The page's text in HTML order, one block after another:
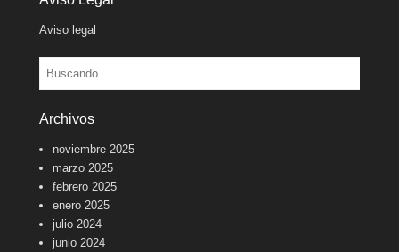
Aviso legal
Buscar
Archivos
noviembre 2025
marzo 2025
febrero 2025
enero 2025
julio 2024
junio 2024